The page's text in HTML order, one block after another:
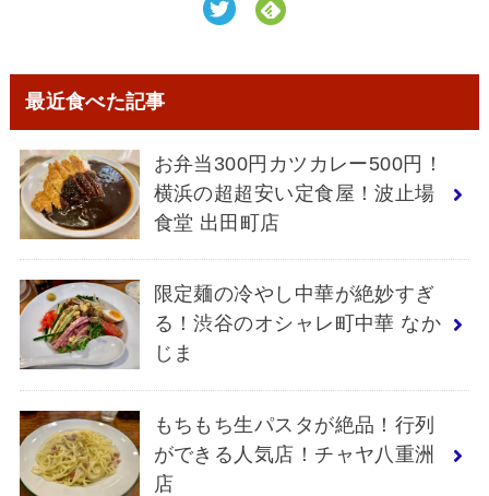
最近食べた記事
お弁当300円カツカレー500円！
横浜の超超安い定食屋！波止場
食堂 出田町店
限定麺の冷やし中華が絶妙すぎ
る！渋谷のオシャレ町中華 なか
じま
もちもち生パスタが絶品！行列
ができる人気店！チャヤ八重洲
店